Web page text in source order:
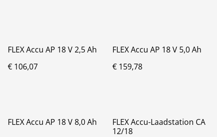
FLEX Accu AP 18 V 2,5 Ah
€ 106,07
FLEX Accu AP 18 V 5,0 Ah
€ 159,78
FLEX Accu AP 18 V 8,0 Ah
FLEX Accu-Laadstation CA
12/18